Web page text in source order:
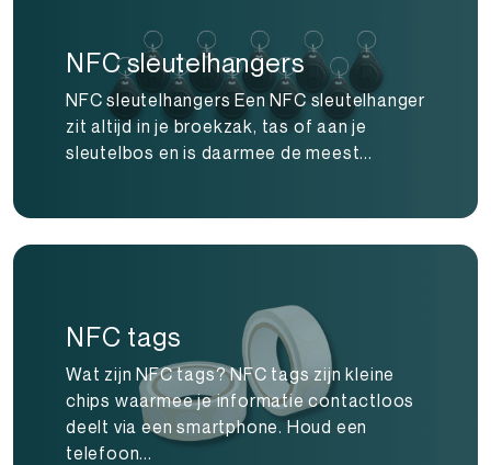
NFC sleutelhangers
NFC sleutelhangers Een NFC sleutelhanger
zit altijd in je broekzak, tas of aan je
sleutelbos en is daarmee de meest...
NFC tags
Wat zijn NFC tags? NFC tags zijn kleine
chips waarmee je informatie contactloos
deelt via een smartphone. Houd een
telefoon...